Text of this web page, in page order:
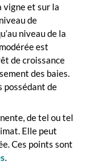
vigne et sur la
de
niveau de la
est
de croissance
des baies.
possédant de
de tel ou tel
Elle peut
Ces points sont
.